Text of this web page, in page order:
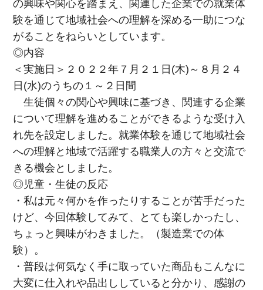
の興味や関心を踏まえ、関連した企業での就業体
験を通じて地域社会への理解を深める一助につな
がることをねらいとしています。
◎内容
＜実施日＞２０２２年７月２１日(木)～８月２４
日(水)のうちの１～２日間
生徒個々の関心や興味に基づき、関連する企業
について理解を進めることができるような受け入
れ先を設定しました。就業体験を通じて地域社会
への理解と地域で活躍する職業人の方々と交流で
きる機会としました。
◎児童・生徒の反応
・私は元々何かを作ったりすることが苦手だった
けど、今回体験してみて、とても楽しかったし、
ちょっと興味がわきました。（製造業での体
験）。
・普段は何気なく手に取っていた商品もこんなに
大変に仕入れや品出ししていると分かり、感謝の